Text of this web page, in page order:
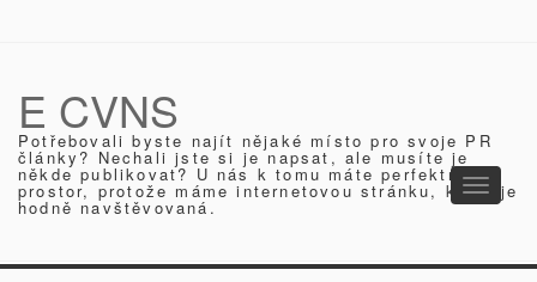
E CVNS
Potřebovali byste najít nějaké místo pro svoje PR
články? Nechali jste si je napsat, ale musíte je
někde publikovat? U nás k tomu máte perfektní
prostor, protože máme internetovou stránku, která je
hodně navštěvovaná.
Toggle